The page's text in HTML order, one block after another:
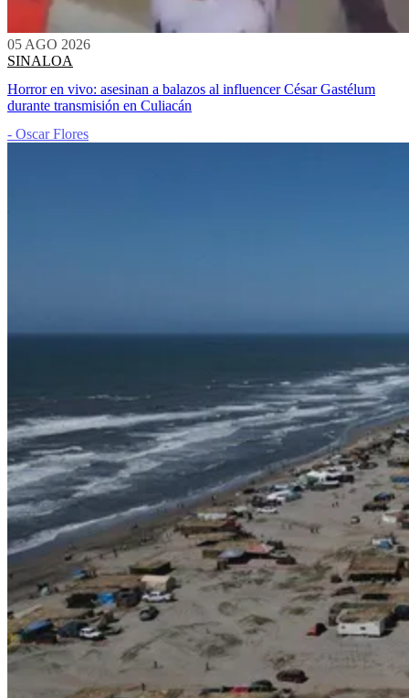
05 AGO 2026
SINALOA
Horror en vivo: asesinan a balazos al influencer César Gastélum
durante transmisión en Culiacán
- Oscar Flores